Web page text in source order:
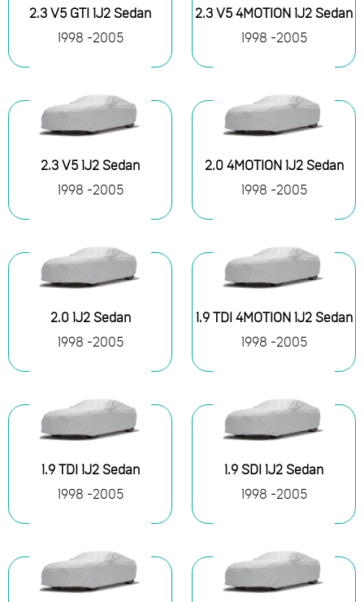
2.3 V5 GTI 1J2 Sedan
1998 -2005
2.3 V5 4MOTION 1J2 Sedan
1998 -2005
2.3 V5 1J2 Sedan
1998 -2005
2.0 4MOTION 1J2 Sedan
1998 -2005
2.0 1J2 Sedan
1998 -2005
1.9 TDI 4MOTION 1J2 Sedan
1998 -2005
1.9 TDI 1J2 Sedan
1998 -2005
1.9 SDI 1J2 Sedan
1998 -2005